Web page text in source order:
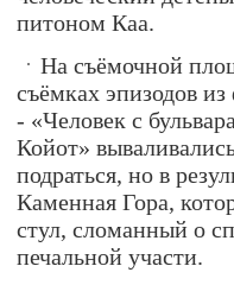
питоном Каа.
На съёмочной
съёмках эпизодов
- «Человек с
Койот»
подраться, но в
Каменная Гора,
стул, сломанный о
печальной участи.